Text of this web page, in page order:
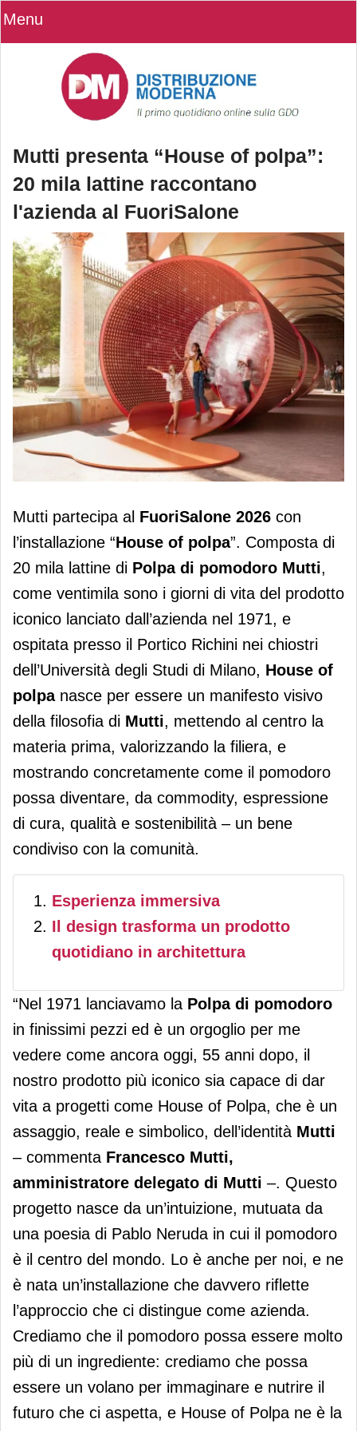
Menu
Mutti presenta “House of polpa”:
20 mila lattine raccontano
l'azienda al FuoriSalone
Mutti presenta “House of polpa”: 20
mila lattine raccontano l'azienda al
FuoriSalone
Mutti partecipa al FuoriSalone 2026 con
l’installazione “House of polpa”. Composta di
20 mila lattine di Polpa di pomodoro Mutti,
come ventimila sono i giorni di vita del prodotto
iconico lanciato dall’azienda nel 1971, e
ospitata presso il Portico Richini nei chiostri
dell’Università degli Studi di Milano, House of
polpanasce per essere un manifesto visivo
della filosofia di Mutti, mettendo al centro la
materia prima, valorizzando la filiera, e
mostrando concretamente come il pomodoro
possa diventare, da commodity, espressione
di cura, qualità e sostenibilità – un bene
condiviso con la comunità.
Esperienza immersiva
Il design trasforma un prodotto
quotidiano in architettura
“Nel 1971 lanciavamo la Polpa di pomodoro
in finissimi pezzi ed è un orgoglio per me
vedere come ancora oggi, 55 anni dopo, il
nostro prodotto più iconico sia capace di dar
vita a progetti come House of Polpa, che è un
assaggio, reale e simbolico, dell’identità Mutti
– commenta Francesco Mutti,
amministratore delegato di Mutti –. Questo
progetto nasce da un’intuizione, mutuata da
una poesia di Pablo Neruda in cui il pomodoro
è il centro del mondo. Lo è anche per noi, e ne
è nata un’installazione che davvero riflette
l’approccio che ci distingue come azienda.
Crediamo che il pomodoro possa essere molto
più di un ingrediente: crediamo che possa
essere un volano per immaginare e nutrire il
futuro che ci aspetta, e House of Polpa ne è la